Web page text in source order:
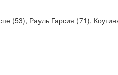
(53), Рауль Гарсия (71),